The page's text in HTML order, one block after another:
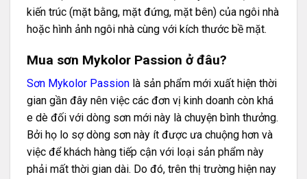
kiến trúc (mặt bằng, mặt đứng, mặt bên) của ngôi nhà
hoặc hình ảnh ngôi nhà cùng với kích thước bề mặt.
Mua sơn Mykolor Passion ở đâu?
Sơn Mykolor Passion là sản phẩm mới xuất hiện thời
gian gần đây nên việc các đơn vị kinh doanh còn khá
e dè đối với dòng sơn mới này là chuyện bình thưởng.
Bởi họ lo sợ dòng sơn này ít được ưa chuộng hơn và
việc để khách hàng tiếp cận với loại sản phẩm này
phải mất thời gian dài. Do đó, trên thị trường hiện nay